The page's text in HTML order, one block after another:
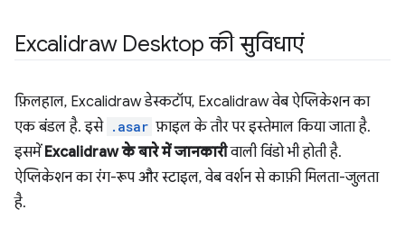
Excalidraw Desktop की सुविधाएं
फ़िलहाल, Excalidraw डेस्कटॉप, Excalidraw वेब ऐप्लिकेशन का
एक बंडल है. इसे .asar फ़ाइल के तौर पर इस्तेमाल किया जाता है.
इसमें Excalidraw के बारे में जानकारीवाली विंडो भी होती है.
ऐप्लिकेशन का रंग-रूप और स्टाइल, वेब वर्शन से काफ़ी मिलता-जुलता
है.